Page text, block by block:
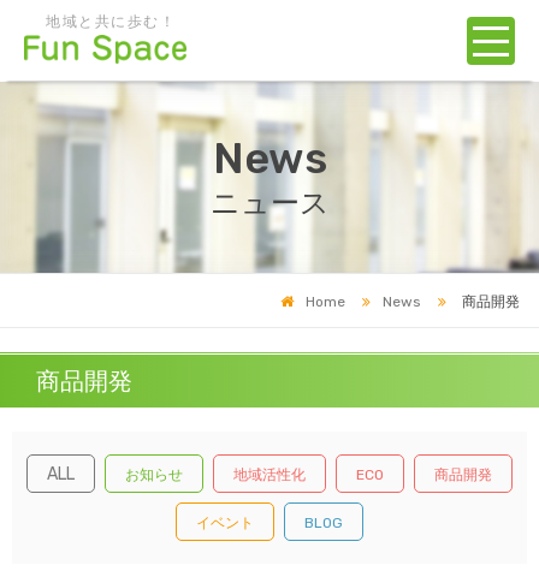
地域と共に歩む！
News
ニュース
Home News 商品開発
商品開発
ALL お知らせ 地域活性化 ECO 商品開発
イベント BLOG